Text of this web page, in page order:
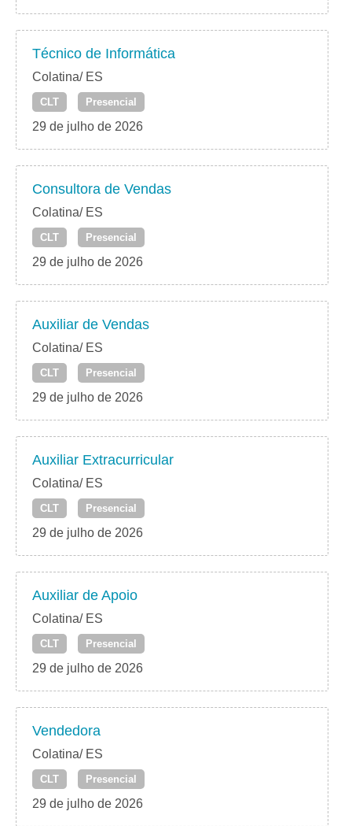
Técnico de Informática
Colatina/ ES
CLT Presencial
29 de julho de 2026
Consultora de Vendas
Colatina/ ES
CLT Presencial
29 de julho de 2026
Auxiliar de Vendas
Colatina/ ES
CLT Presencial
29 de julho de 2026
Auxiliar Extracurricular
Colatina/ ES
CLT Presencial
29 de julho de 2026
Auxiliar de Apoio
Colatina/ ES
CLT Presencial
29 de julho de 2026
Vendedora
Colatina/ ES
CLT Presencial
29 de julho de 2026